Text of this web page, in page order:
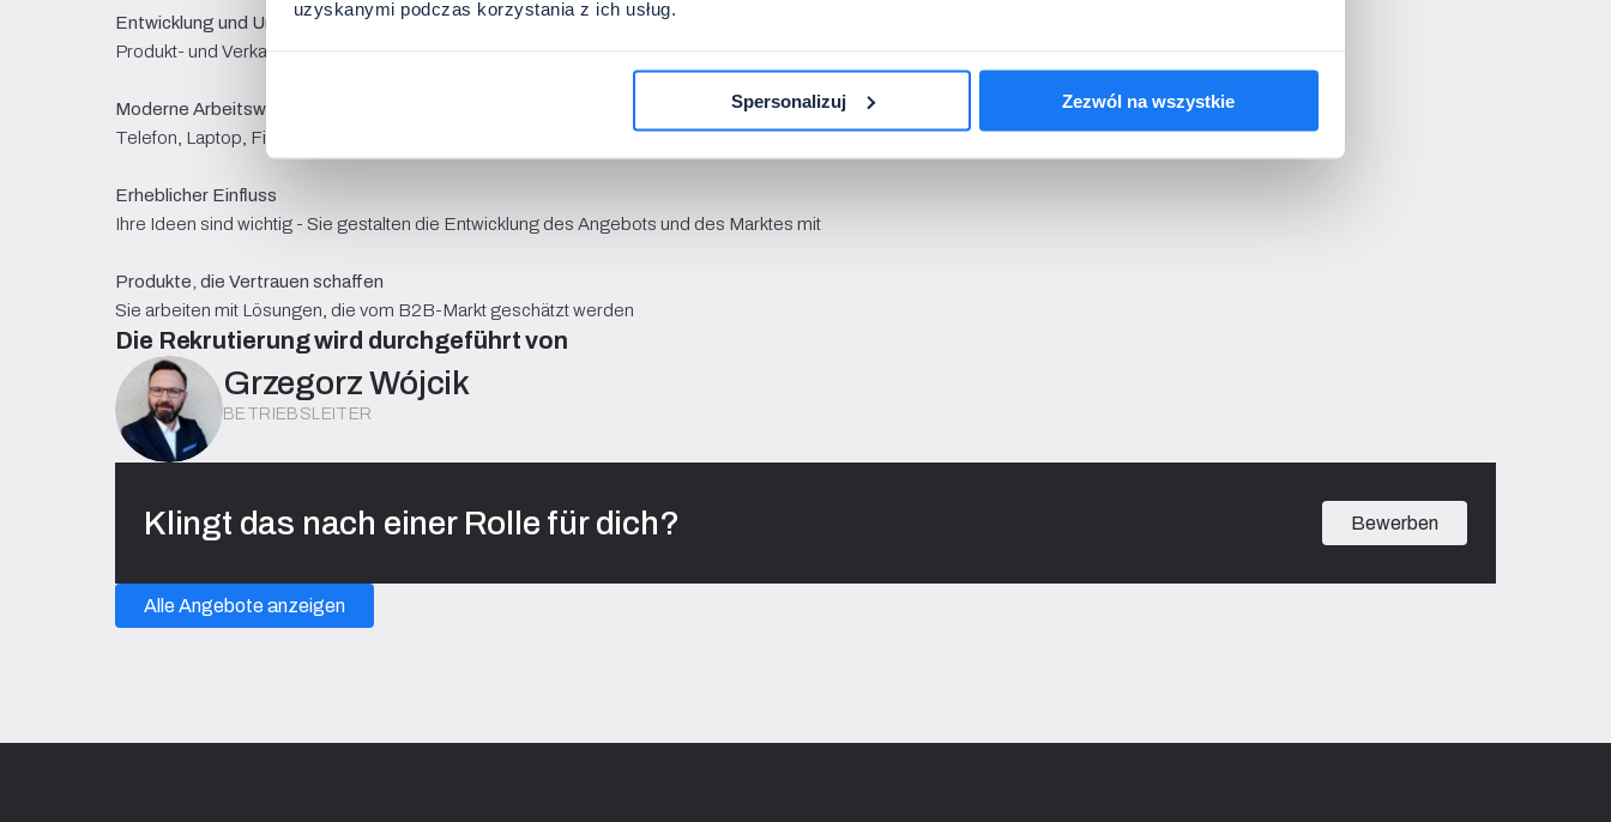
uzyskanymi podczas korzystania z ich usług.
Spersonalizuj Zezwól na wszystkie
Entwicklung und Unterstützung
Produkt- und Verkaufsschulungen, schrittweise Einarbeitung, Arbeiten mit Experten
Moderne Arbeitswerkzeuge
Telefon, Laptop, Firmenwagen
Erheblicher Einfluss
Ihre Ideen sind wichtig - Sie gestalten die Entwicklung des Angebots und des Marktes mit
Produkte, die Vertrauen schaffen
Sie arbeiten mit Lösungen, die vom B2B-Markt geschätzt werden
Die Rekrutierung wird durchgeführt von
Grzegorz Wójcik
BETRIEBSLEITER
Klingt das nach einer Rolle für dich? Bewerben
Alle Angebote anzeigen